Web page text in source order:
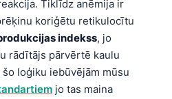
Tiklīdz anēmija ir
koriģētu retikulocītu
indekss, jo
rādītājs pārvērtē kaulu
loģiku iebūvējām mūsu
jo tas maina